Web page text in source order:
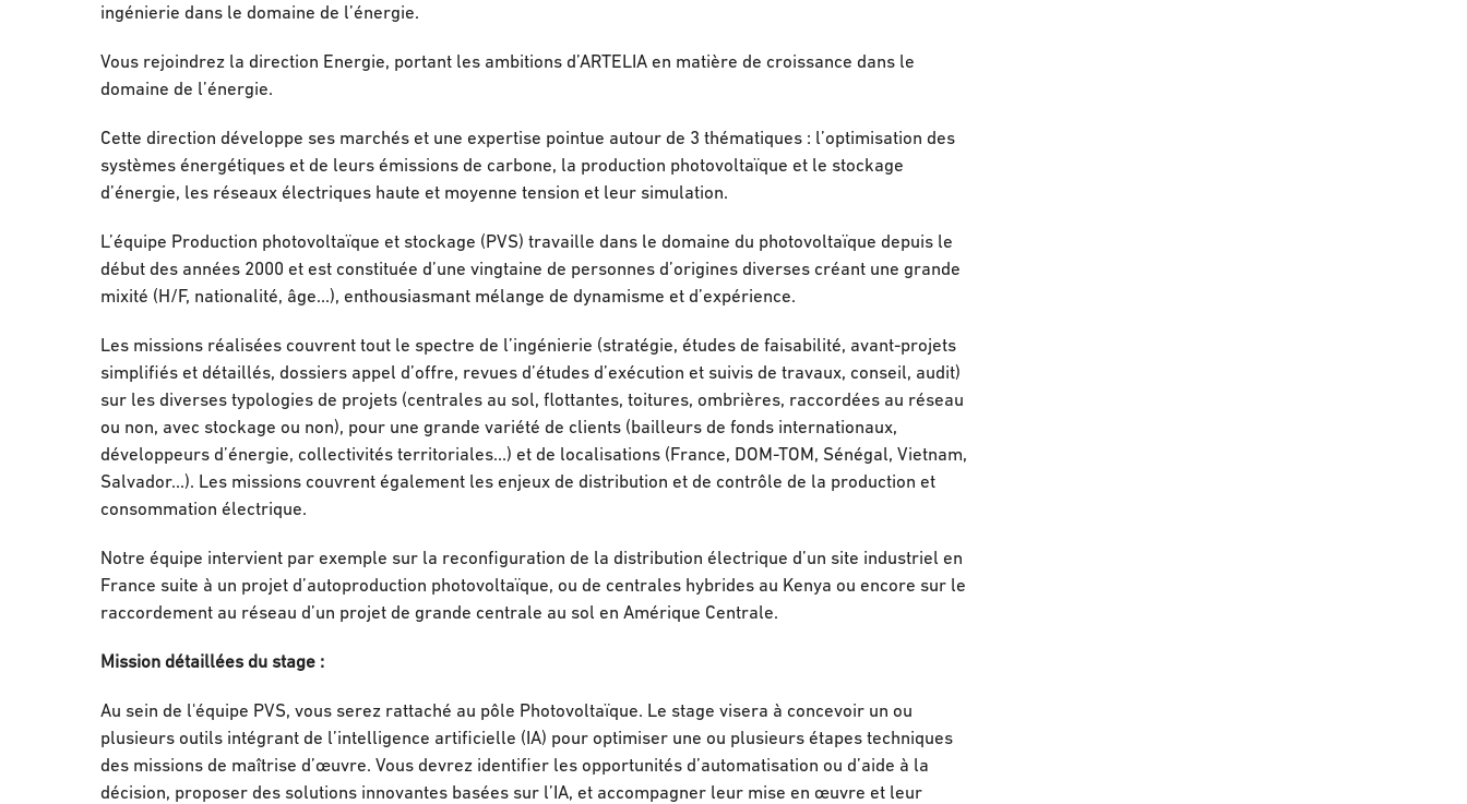
ingénierie dans le domaine de l’énergie.
Vous rejoindrez la direction Energie, portant les ambitions d’ARTELIA en matière de croissance dans le
domaine de l’énergie.
Cette direction développe ses marchés et une expertise pointue autour de 3 thématiques : l’optimisation des
systèmes énergétiques et de leurs émissions de carbone, la production photovoltaïque et le stockage
d’énergie, les réseaux électriques haute et moyenne tension et leur simulation.
L’équipe Production photovoltaïque et stockage (PVS) travaille dans le domaine du photovoltaïque depuis le
début des années 2000 et est constituée d’une vingtaine de personnes d’origines diverses créant une grande
mixité (H/F, nationalité, âge…), enthousiasmant mélange de dynamisme et d’expérience.
Les missions réalisées couvrent tout le spectre de l’ingénierie (stratégie, études de faisabilité, avant-projets
simplifiés et détaillés, dossiers appel d’offre, revues d’études d’exécution et suivis de travaux, conseil, audit)
sur les diverses typologies de projets (centrales au sol, flottantes, toitures, ombrières, raccordées au réseau
ou non, avec stockage ou non), pour une grande variété de clients (bailleurs de fonds internationaux,
développeurs d’énergie, collectivités territoriales…) et de localisations (France, DOM-TOM, Sénégal, Vietnam,
Salvador…). Les missions couvrent également les enjeux de distribution et de contrôle de la production et
consommation électrique.
Notre équipe intervient par exemple sur la reconfiguration de la distribution électrique d’un site industriel en
France suite à un projet d’autoproduction photovoltaïque, ou de centrales hybrides au Kenya ou encore sur le
raccordement au réseau d’un projet de grande centrale au sol en Amérique Centrale.
Mission détaillées du stage :
Au sein de l'équipe PVS, vous serez rattaché au pôle Photovoltaïque. Le stage visera à concevoir un ou
plusieurs outils intégrant de l’intelligence artificielle (IA) pour optimiser une ou plusieurs étapes techniques
des missions de maîtrise d’œuvre. Vous devrez identifier les opportunités d’automatisation ou d’aide à la
décision, proposer des solutions innovantes basées sur l’IA, et accompagner leur mise en œuvre et leur